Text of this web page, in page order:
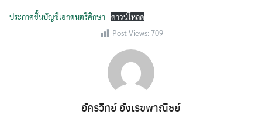
ประกาศขึ้นบัญชีเอกดนตรีศึกษา ดาวน์โหลด
Post Views:709
อัครวิทย์ อังเรขพาณิชย์